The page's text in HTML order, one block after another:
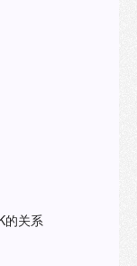
的关系